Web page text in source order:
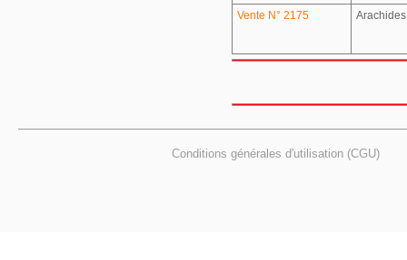
Vente N° 2175 Arachides
Conditions générales d'utilisation (CGU)